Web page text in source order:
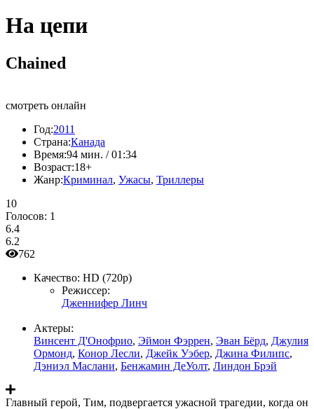
На цепи
Chained
смотреть онлайн
Год:2011
Страна:Канада
Время:94 мин. / 01:34
Возраст:18+
Жанр:Криминал, Ужасы, Триллеры
10
Голосов: 1
6.4
6.2
762
Качество: HD (720p)
Режиссер:
Дженнифер Линч
Актеры:
Винсент Д'Онофрио, Эймон Фэррен, Эван Бёрд, Джулия
Ормонд, Конор Лесли, Джейк Уэбер, Джина Филипс,
Дэниэл Маслани, Бенжамин ДеУолт, Линдон Брэй
Главный герой, Тим, подвергается ужасной трагедии, когда он